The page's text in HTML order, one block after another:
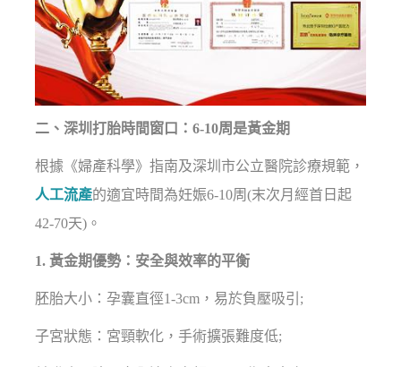
二、深圳打胎時間窗口：6-10周是黃金期
根據《婦產科學》指南及深圳市公立醫院診療規範，
人工流產的適宜時間為妊娠6-10周(末次月經首日起
42-70天)。
1. 黃金期優勢：安全與效率的平衡
胚胎大小：孕囊直徑1-3cm，易於負壓吸引;
子宮狀態：宮頸軟化，手術擴張難度低;